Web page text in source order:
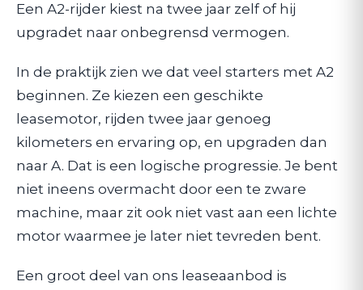
Een A2-rijder kiest na twee jaar zelf of hij
upgradet naar onbegrensd vermogen.
In de praktijk zien we dat veel starters met A2
beginnen. Ze kiezen een geschikte
leasemotor, rijden twee jaar genoeg
kilometers en ervaring op, en upgraden dan
naar A. Dat is een logische progressie. Je bent
niet ineens overmacht door een te zware
machine, maar zit ook niet vast aan een lichte
motor waarmee je later niet tevreden bent.
Een groot deel van ons leaseaanbod is